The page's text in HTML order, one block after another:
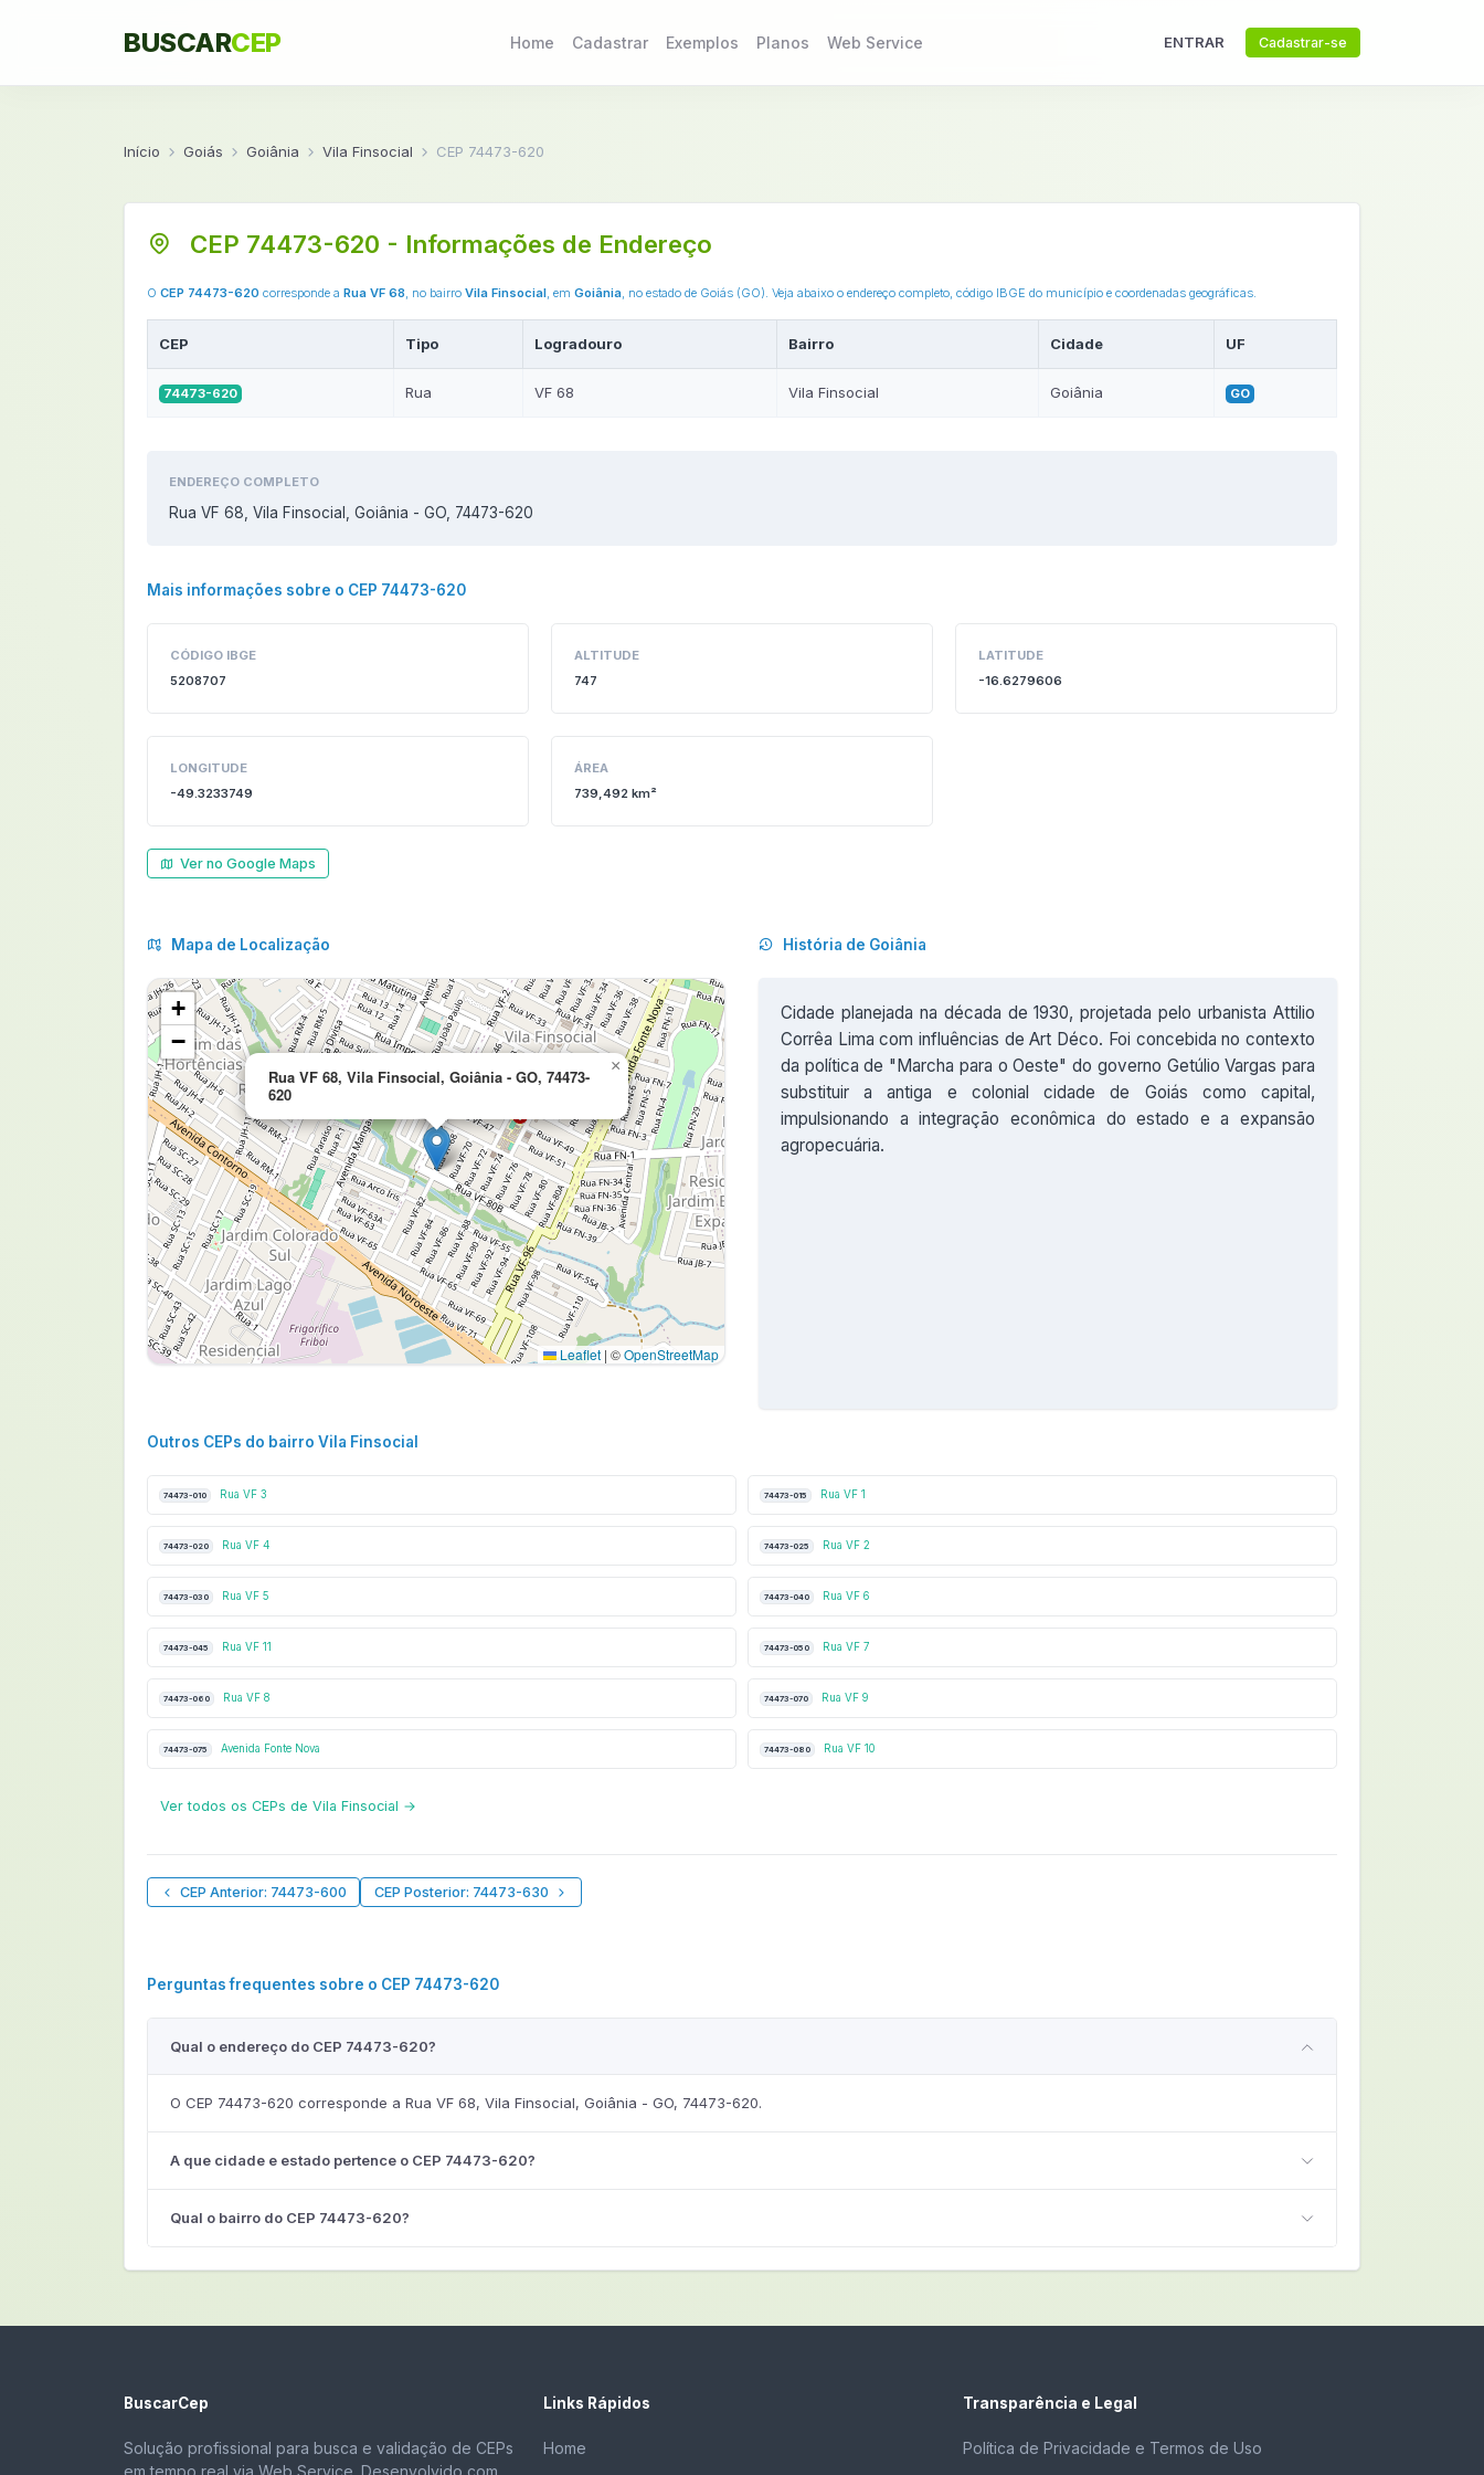
BUSCARCEP Home Cadastrar Exemplos Planos Web Service ENTRAR Cadastrar-se
Início Goiás Goiânia Vila Finsocial CEP 74473-620
CEP 74473-620 - Informações de Endereço
O CEP 74473-620 corresponde a Rua VF 68, no bairro Vila Finsocial, em Goiânia, no estado de Goiás (GO). Veja abaixo o endereço completo, código IBGE do município e coordenadas geográficas.
CEP Tipo Logradouro Bairro Cidade UF
74473-620 Rua VF 68 Vila Finsocial Goiânia GO
ENDEREÇO COMPLETO
Rua VF 68, Vila Finsocial, Goiânia - GO, 74473-620
Mais informações sobre o CEP 74473-620
CÓDIGO IBGE
5208707
ALTITUDE
747
LATITUDE
-16.6279606
LONGITUDE
-49.3233749
ÁREA
739,492 km²
Ver no Google Maps
Mapa de Localização
Rua VF 68, Vila Finsocial, Goiânia - GO, 74473-
620
×
+
−
Leaflet | ©OpenStreetMap
História de Goiânia
Cidade planejada na década de 1930, projetada pelo urbanista Attilio
Corrêa Lima com influências de Art Déco. Foi concebida no contexto
da política de "Marcha para o Oeste" do governo Getúlio Vargas para
substituir a antiga e colonial cidade de Goiás como capital,
impulsionando a integração econômica do estado e a expansão
agropecuária.
Outros CEPs do bairro Vila Finsocial
74473-010 Rua VF 3 74473-015 Rua VF 1
74473-020 Rua VF 4 74473-025 Rua VF 2
74473-030 Rua VF 5 74473-040 Rua VF 6
74473-045 Rua VF 11 74473-050 Rua VF 7
74473-060 Rua VF 8 74473-070 Rua VF 9
74473-075 Avenida Fonte Nova 74473-080 Rua VF 10
Ver todos os CEPs de Vila Finsocial →
CEP Anterior: 74473-600 CEP Posterior: 74473-630
Perguntas frequentes sobre o CEP 74473-620
Qual o endereço do CEP 74473-620?
O CEP 74473-620 corresponde a Rua VF 68, Vila Finsocial, Goiânia - GO, 74473-620.
A que cidade e estado pertence o CEP 74473-620?
Qual o bairro do CEP 74473-620?
BuscarCep
Solução profissional para busca e validação de CEPs
em tempo real via Web Service. Desenvolvido com
Links Rápidos
Home
Transparência e Legal
Política de Privacidade e Termos de Uso